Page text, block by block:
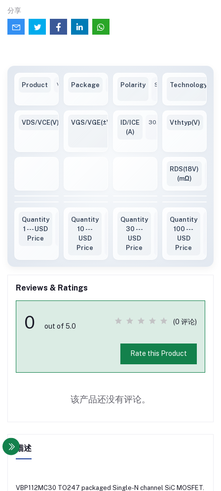
分享
Product VBP112MC30
Package TO247Polarity
Single-Technology
VDS/VCE(V) 1200V
VGS/VGE(±V)
-10
/
ID/ICE
(A)
30A Vthtyp(V)
RDS(18V)
(mΩ)
Quantity
1 --- USD
Price
Quantity
10 ---
USD
Price
Quantity
30 ---
USD
Price
Quantity
100 ---
USD
Price
Reviews & Ratings
0 out of 5.0
(0 评论)
Rate this Product
该产品还没有评论。
描述
VBP112MC30 TO247 packaged Single-N channel SiC MOSFET.